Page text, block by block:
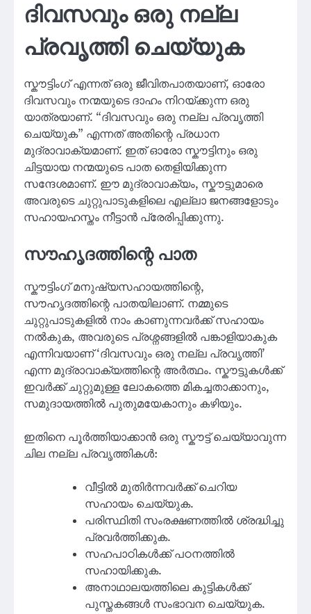
ദിവസവും ഒരു നല്ല
പ്രവൃത്തി ചെയ്യുക
സ്കൗട്ടിംഗ് എന്നത് ഒരു ജീവിതപാതയാണ്, ഓരോ
ദിവസവും നന്മയുടെ ദാഹം നിറയ്ക്കുന്ന ഒരു
യാത്രയാണ്. “ദിവസവും ഒരു നല്ല പ്രവൃത്തി
ചെയ്യുക” എന്നത് അതിന്റെ പ്രധാന
മുദ്രാവാക്യമാണ്. ഇത് ഓരോ സ്കൗട്ടിനും ഒരു
ചിട്ടയായ നന്മയുടെ പാത തെളിയിക്കുന്ന
സന്ദേശമാണ്. ഈ മുദ്രാവാക്യം, സ്കൗട്ടുമാരെ
അവരുടെ ചുറ്റുപാടുകളിലെ എല്ലാ ജനങ്ങളോടും
സഹായഹസ്തം നീട്ടാൻ പ്രേരിപ്പിക്കുന്നു.
സൗഹൃദത്തിന്റെ പാത
സ്കൗട്ടിംഗ് മനുഷ്യസഹായത്തിന്റെ,
സൗഹൃദത്തിന്റെ പാതയിലാണ്. നമ്മുടെ
ചുറ്റുപാടുകളിൽ നാം കാണുന്നവർക്ക് സഹായം
നൽകുക, അവരുടെ പ്രശ്നങ്ങളിൽ പങ്കാളിയാകുക
എന്നിവയാണ് ‘ദിവസവും ഒരു നല്ല പ്രവൃത്തി’
എന്ന മുദ്രാവാക്യത്തിന്റെ അർത്ഥം. സ്കൗട്ടുകൾക്ക്
ഇവർക്ക് ചുറ്റുമുള്ള ലോകത്തെ മികച്ചതാക്കാനും,
സമുദായത്തിൽ പുതുമയേകാനും കഴിയും.
ഇതിനെ പൂർത്തിയാക്കാൻ ഒരു സ്കൗട്ട് ചെയ്യാവുന്ന
ചില നല്ല പ്രവൃത്തികൾ:
വീട്ടിൽ മുതിർന്നവർക്ക് ചെറിയ
സഹായം ചെയ്യുക.
പരിസ്ഥിതി സംരക്ഷണത്തിൽ ശ്രദ്ധിച്ചു
പ്രവർത്തിക്കുക.
സഹപാഠികൾക്ക് പഠനത്തിൽ
സഹായിക്കുക.
അനാഥാലയത്തിലെ കുട്ടികൾക്ക്
പുസ്തകങ്ങൾ സംഭാവന ചെയ്യുക.